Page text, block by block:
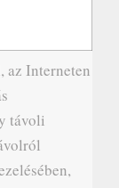
az Interneten
távoli